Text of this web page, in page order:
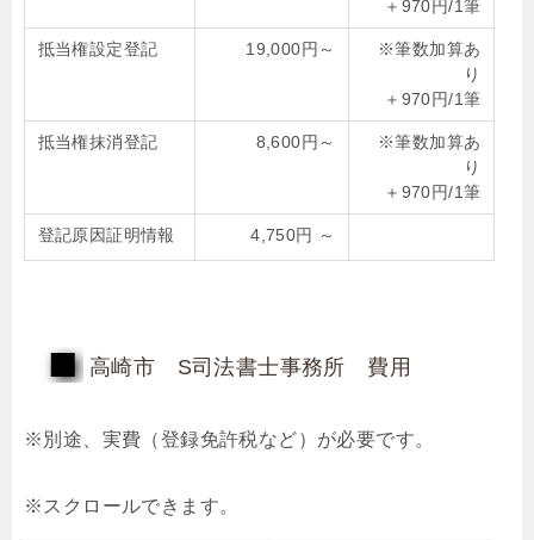
＋970円/1筆
抵当権設定登記 19,000円～
※筆数加算あ
り
＋970円/1筆
抵当権抹消登記 8,600円～
※筆数加算あ
り
＋970円/1筆
登記原因証明情報 4,750円 ～
高崎市 S司法書士事務所 費用
※別途、実費（登録免許税など）が必要です。